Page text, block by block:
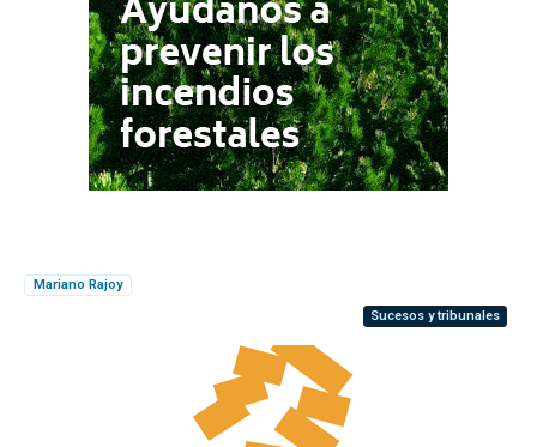
Mariano Rajoy
Sucesos y tribunales